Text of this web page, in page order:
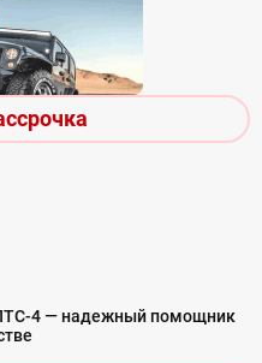
4 — надежный помощник